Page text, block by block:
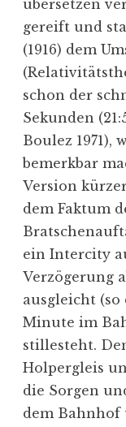
übersetzen
gereift und
(1916) dem
schon der
Sekunden
Boulez 1971),
bemerkbar
Version
dem Faktum
ein Intercity
Verzögerung
ausgleicht
Minute im
stillesteht.
Holpergleis
die Sorgen
dem